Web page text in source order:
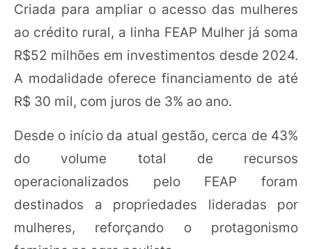
Criada para ampliar o acesso das mulheres
ao crédito rural, a linha FEAP Mulher já soma
R$52 milhões em investimentos desde 2024.
A modalidade oferece financiamento de até
R$ 30 mil, com juros de 3% ao ano.
Desde o início da atual gestão, cerca de 43%
do volume total de recursos
operacionalizados pelo FEAP foram
destinados a propriedades lideradas por
mulheres, reforçando o protagonismo